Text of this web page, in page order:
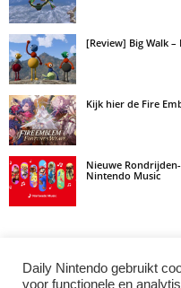
[Review] Big Walk
Kijk hier de Fire
Nieuwe
Nintendo Music
LAAT EEN REACTIE ACHTER
Daily Nintendo gebruikt
voor functionele en